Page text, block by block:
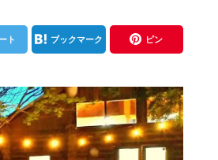
ト ブックマーク ピン